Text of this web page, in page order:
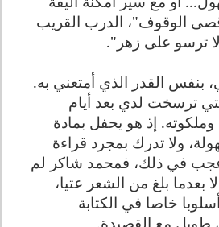
الوقوف"، الدرب القريب
ترسو على زهر".
بنفس القدر الذي أمتعني به.
ترسخت لدي بعد أيام
إذ هو يحفل بمادة
ولا تدرك بمجرد قراءة
عجب في ذلك، فمحمد شاكر لم
بعدما بلغ من الشعر عتيا،
خاصا في الكتابة
طويل مع القصيدة.